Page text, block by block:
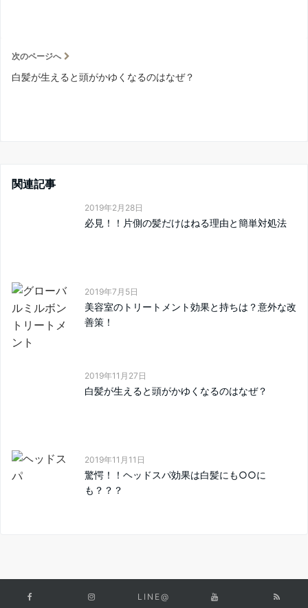
次のページへ
白髪が生えると頭がかゆくなるのはなぜ？
関連記事
2019年2月28日
必見！！片側の髪だけはねる理由と簡単対処法
2019年7月5日
美容室のトリートメント効果と持ちは？意外な改
善策！
2019年11月27日
白髪が生えると頭がかゆくなるのはなぜ？
2019年11月11日
驚愕！！ヘッドスパ効果は白髪にも○○に
も？？？
LINE@